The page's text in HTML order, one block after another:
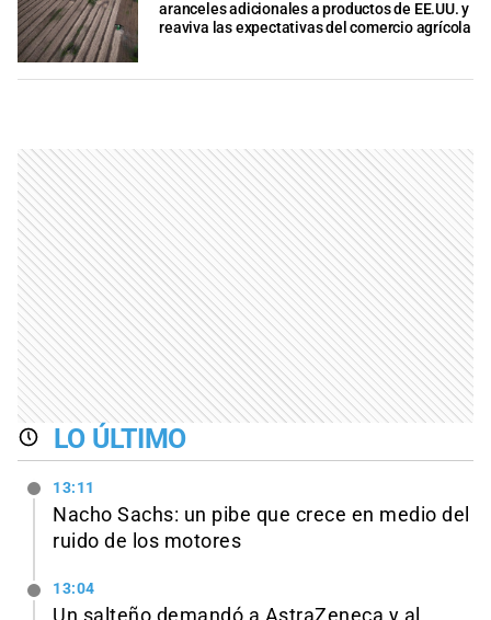
aranceles adicionales a productos de EE.UU. y
reaviva las expectativas del comercio agrícola
LO ÚLTIMO
13:11
Nacho Sachs: un pibe que crece en medio del
ruido de los motores
13:04